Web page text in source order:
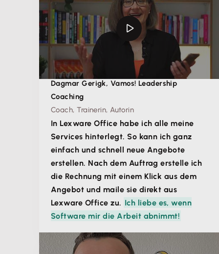
Dagmar Gerigk, Vamos! Leadership
Coaching
Coach, Trainerin, Autorin
In Lexware Office habe ich alle meine
Services hinterlegt. So kann ich ganz
einfach und schnell neue Angebote
erstellen. Nach dem Auftrag erstelle ich
die Rechnung mit einem Klick aus dem
Angebot und maile sie direkt aus
Lexware Office zu. Ich liebe es, wenn
Software mir die Arbeit abnimmt!